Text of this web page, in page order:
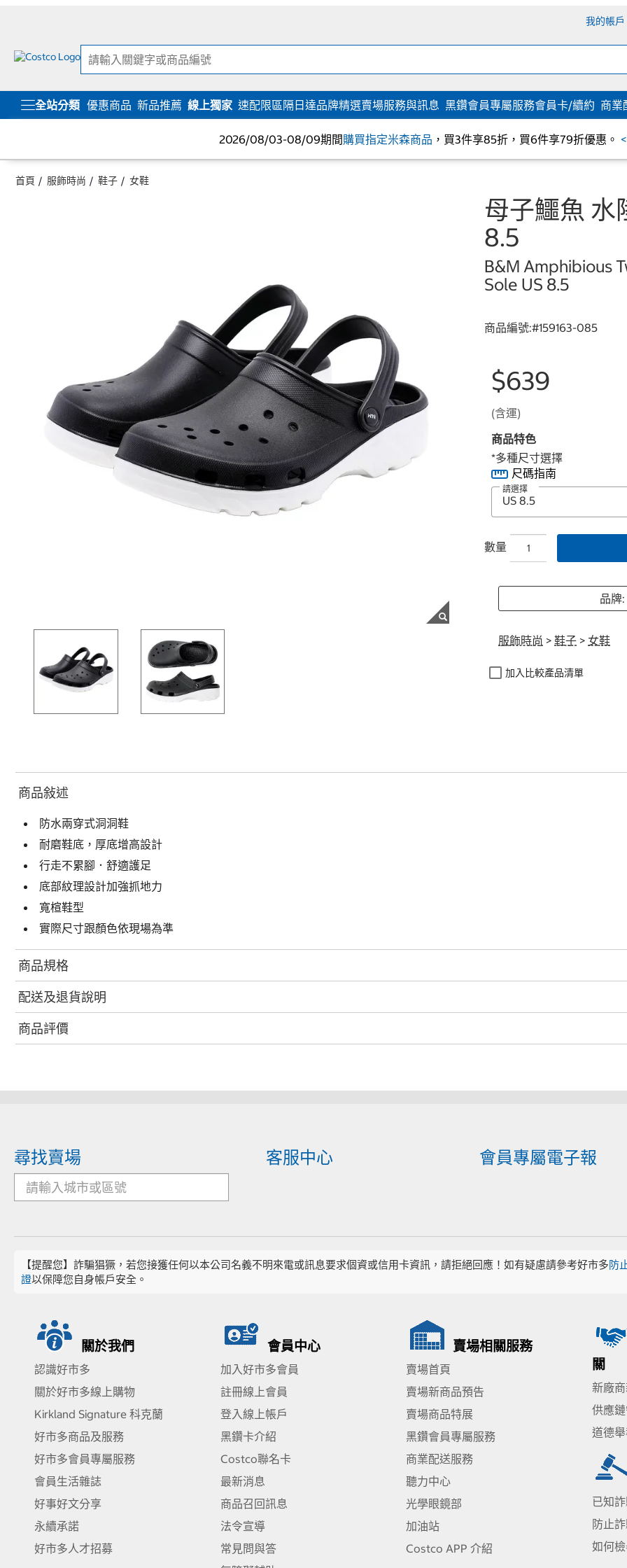
我的帳戶
全站分類 優惠商品 新品推薦 線上獨家 速配限區隔日達品牌精選賣場服務與訊息 黑鑽會員專屬服務會員卡/續約 商業
2026/08/03-08/09期間購買指定米森商品 ，買3件享85折，買6件享79折優惠。
首頁 服飾時尚 鞋子 女鞋
母子鱷魚 水
8.5
B&M Amphibious
Sole US 8.5
商品編號:#159163-085
$639
(含運)
商品特色
*多種尺寸選擇
尺碼指南
請選擇
數量
品牌
服飾時尚 > 鞋子 > 女鞋
加入比較產品清單
商品敍述
防水兩穿式洞洞鞋
耐磨鞋底，厚底增高設計
行走不累腳．舒適護足
底部紋理設計加強抓地力
寬楦鞋型
實際尺寸跟顏色依現場為準
商品規格
配送及退貨說明
商品評價
尋找賣場 客服中心 會員專屬電子報
【提醒您】詐騙猖獗，若您接獲任何以本公司名義不明來電或訊息要求個資或信用卡資訊，請拒絕回應！如有疑慮請參考好市多防
證以保障您自身帳戶安全。
關於我們
認識好市多
關於好市多線上購物
Kirkland Signature 科克蘭
好市多商品及服務
好市多會員專屬服務
會員生活雜誌
好事好文分享
永續承諾
好市多人才招募
會員中心
加入好市多會員
註冊線上會員
登入線上帳戶
黑鑽卡介紹
Costco聯名卡
最新消息
商品召回訊息
法令宣導
常見問與答
賣場相關服務
賣場首頁
賣場新商品預告
賣場商品特展
黑鑽會員專屬服務
商業配送服務
聽力中心
光學眼鏡部
加油站
Costco APP 介紹
關
新廠
供應
道德
已知
防止
如何